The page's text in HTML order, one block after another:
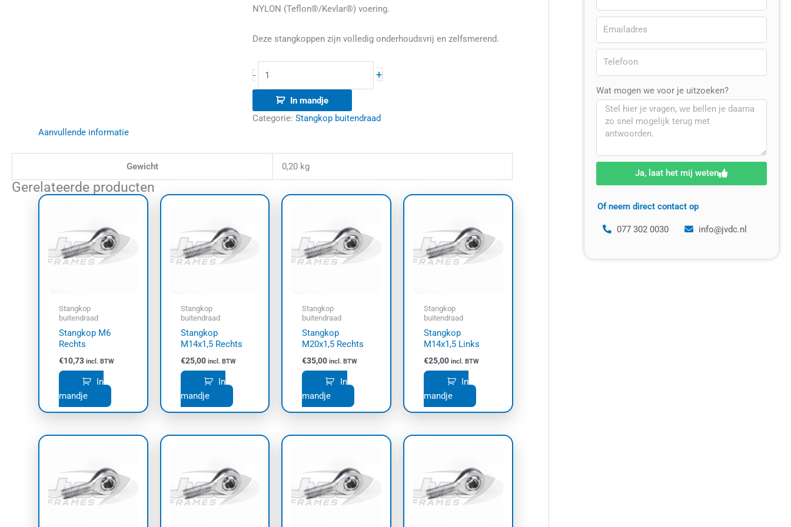
NYLON (Teflon®/Kevlar®) voering.
Deze stangkoppen zijn volledig onderhoudsvrij en zelfsmerend.
- +
In mandje
Categorie: Stangkop buitendraad
Aanvullende informatie
Gewicht 0,20 kg
Gerelateerde producten
Stangkop
buitendraad
Stangkop M6
Rechts
€10,73 incl. BTW
In
mandje
Stangkop
buitendraad
Stangkop
M14x1,5 Rechts
€25,00 incl. BTW
In
mandje
Stangkop
buitendraad
Stangkop
M20x1,5 Rechts
€35,00 incl. BTW
In
mandje
Stangkop
buitendraad
Stangkop
M14x1,5 Links
€25,00 incl. BTW
In
mandje
Wat mogen we voor je uitzoeken?
Ja, laat het mij weten
Of neem direct contact op
077 302 0030 info@jvdc.nl